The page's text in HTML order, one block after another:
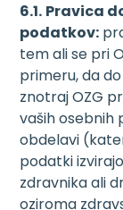
6.1. Pravica
podatkov:
tem ali se pri
primeru, da
znotraj OZG
vaših osebnih
obdelavi
podatki
zdravnika ali
oziroma